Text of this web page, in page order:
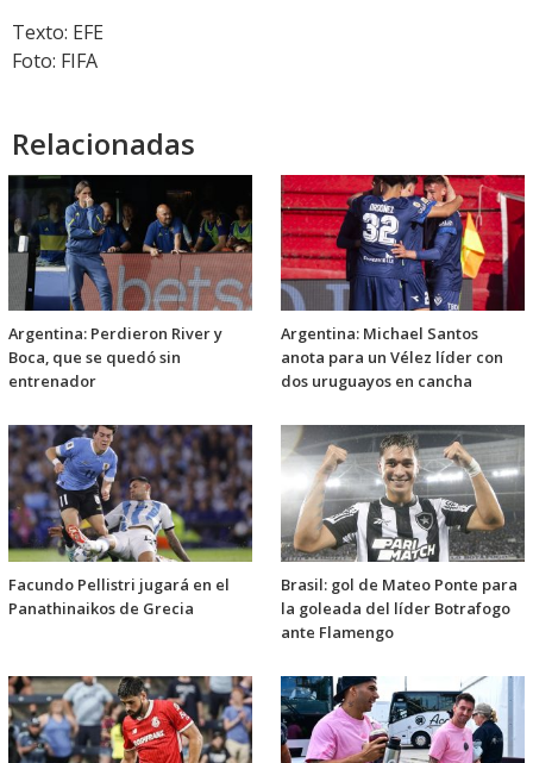
Texto: EFE
Foto: FIFA
Relacionadas
Argentina: Perdieron River y
Boca, que se quedó sin
entrenador
Argentina: Michael Santos
anota para un Vélez líder con
dos uruguayos en cancha
Facundo Pellistri jugará en el
Panathinaikos de Grecia
Brasil: gol de Mateo Ponte para
la goleada del líder Botrafogo
ante Flamengo